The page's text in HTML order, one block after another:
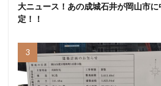
大ニュース！あの成城石井が岡山市
定！！